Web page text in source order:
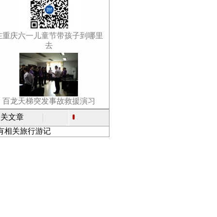
重庆六一儿童节带孩子到哪里
去
百龙天梯突发事故救援演习
文章
相关旅行游记